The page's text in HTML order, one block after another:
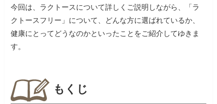
今回は、ラクトースについて詳しくご説明しながら、「ラ
クトースフリー」について、どんな方に選ばれているか、
健康にとってどうなのかといったことをご紹介してゆきま
す。
もくじ